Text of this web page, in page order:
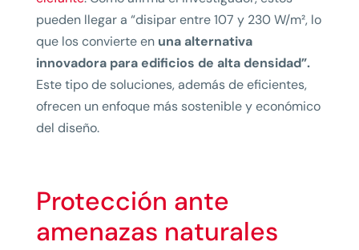
pueden llegar a “disipar entre 107 y 230 W/m², lo
que los convierte en una alternativa
innovadora para edificios de alta densidad”.
Este tipo de soluciones, además de eficientes,
ofrecen un enfoque más sostenible y económico
del diseño.
Protección ante
amenazas naturales